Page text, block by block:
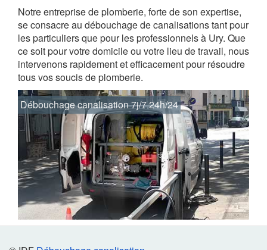
Notre entreprise de plomberie, forte de son expertise,
se consacre au débouchage de canalisations tant pour
les particuliers que pour les professionnels à Ury. Que
ce soit pour votre domicile ou votre lieu de travail, nous
intervenons rapidement et efficacement pour résoudre
tous vos soucis de plomberie.
Débouchage canalisation 7j/7 24h/24